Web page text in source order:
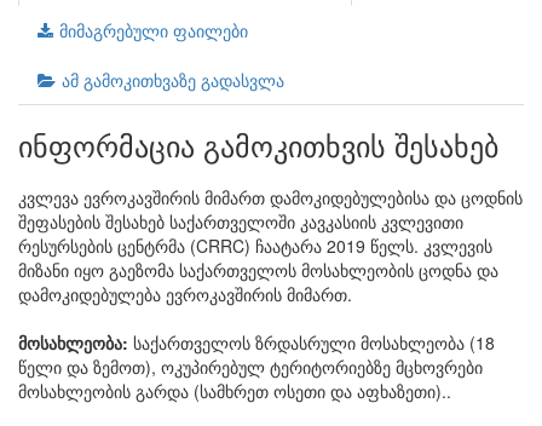
მიმაგრებული ფაილები
ამ გამოკითხვაზე გადასვლა
ინფორმაცია გამოკითხვის შესახებ
კვლევა ევროკავშირის მიმართ დამოკიდებულებისა და ცოდნის
შეფასების შესახებ საქართველოში კავკასიის კვლევითი
რესურსების ცენტრმა (CRRC) ჩაატარა 2019 წელს. კვლევის
მიზანი იყო გაეზომა საქართველოს მოსახლეობის ცოდნა და
დამოკიდებულება ევროკავშირის მიმართ.
მოსახლეობა: საქართველოს ზრდასრული მოსახლეობა (18
წელი და ზემოთ), ოკუპირებულ ტერიტორიებზე მცხოვრები
მოსახლეობის გარდა (სამხრეთ ოსეთი და აფხაზეთი)..